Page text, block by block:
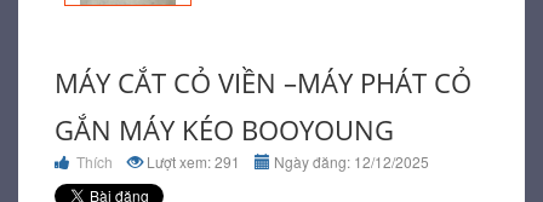
MÁY CẮT CỎ VIỀN –MÁY PHÁT CỎ
GẮN MÁY KÉO BOOYOUNG
Thích Lượt xem: 291 Ngày đăng: 12/12/2025